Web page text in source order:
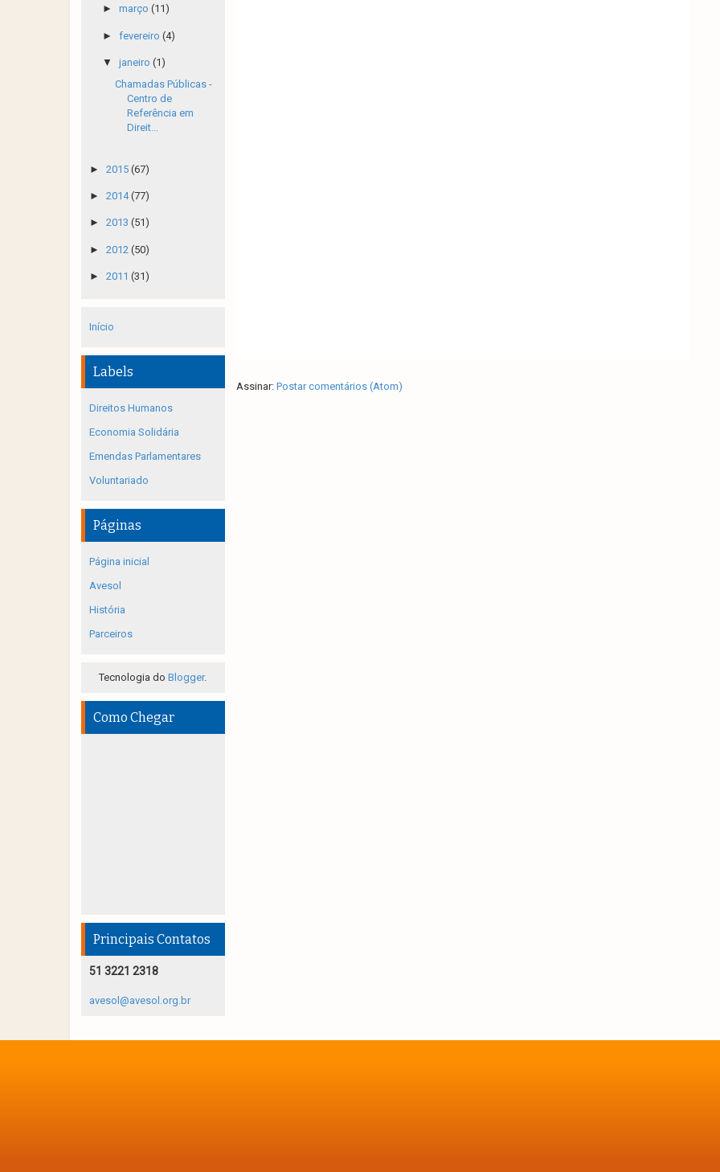
Assinar: Postar comentários (Atom)
► março (11)
► fevereiro (4)
▼ janeiro (1)
Chamadas Públicas -
Centro de
Referência em
Direit...
► 2015 (67)
► 2014(77)
► 2013 (51)
► 2012 (50)
► 2011 (31)
Início
Labels
Direitos Humanos
Economia Solidária
Emendas Parlamentares
Voluntariado
Páginas
Página inicial
Avesol
História
Parceiros
Tecnologia doBlogger.
Como Chegar
Principais Contatos
51 3221 2318
avesol@avesol.org.br